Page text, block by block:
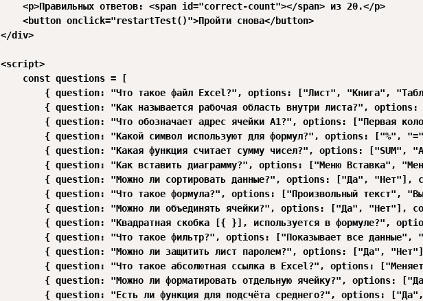
    <p>Правильных ответов: <span id="correct-count"></span> из 20.</p>
    <button onclick="restartTest()">Пройти снова</button>
</div>
<script>
    const questions = [
{ question: "Что такое файл Excel?", options: ["Лист", "Книга",
{ question: "Как называется рабочая область внутри листа?", options:
{ question: "Что обозначает адрес ячейки A1?", options: ["Первая
{ question: "Какой символ используют для формул?", options: ["%",
{ question: "Какая функция считает сумму чисел?", options: ["SUM",
{ question: "Как вставить диаграмму?", options: ["Меню Вставка",
{ question: "Можно ли сортировать данные?", options: ["Да", "Нет"],
{ question: "Что такое формула?", options: ["Произвольный текст",
{ question: "Можно ли объединять ячейки?", options: ["Да", "Нет"],
{ question: "Квадратная скобка [{ }], используется в формуле?",
{ question: "Что такое фильтр?", options: ["Показывает все
{ question: "Можно ли защитить лист паролем?", options: ["Да",
{ question: "Что такое абсолютная ссылка в Excel?", options:
{ question: "Можно ли форматировать отдельную ячейку?", options:
{ question: "Есть ли функция для подсчёта среднего?", options: